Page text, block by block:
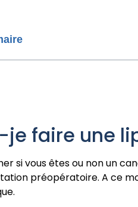
je faire une
si vous êtes ou non un
préopératoire. A ce